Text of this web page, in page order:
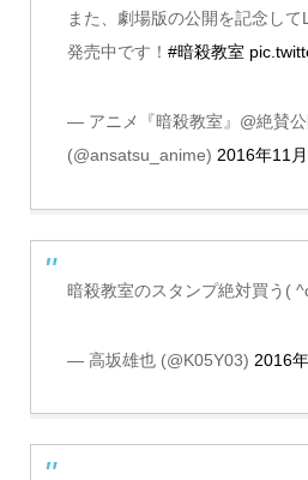
また、劇場版の公開を記念し
発売中です！ #暗殺教室
— アニメ『暗殺教室』@絶賛公
(@ansatsu_anime) 2016年11
暗殺教室のスタンプ絶対買う(
— 高坂雄也 (@K05Y03) 2016